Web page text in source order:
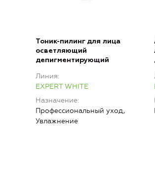
Тоник-пилинг для лица
осветляющий
депигментирующий
Линия
EXPERT WHITE
Назначение
Профессиональный уход,
Увлажнение